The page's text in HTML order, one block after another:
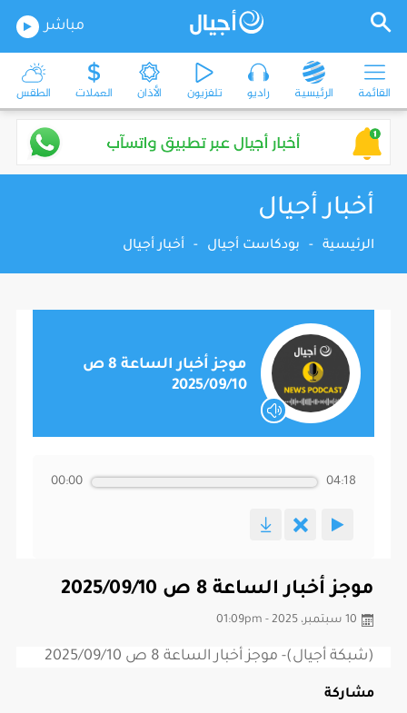
مباشر
القائمة الرئيسية راديو تلفزيون الأذان العملات الطقس
أخبار أجيال
الرئيسية - بودكاست أجيال - أخبار أجيال
موجز أخبار الساعة 8 ص
2025/09/10
00:00 04:18
موجز أخبار الساعة 8 ص 2025/09/10
10 سبتمبر، 2025 - 01:09pm
(شبكة أجيال)- موجز أخبار الساعة 8 ص 2025/09/10
مشاركة